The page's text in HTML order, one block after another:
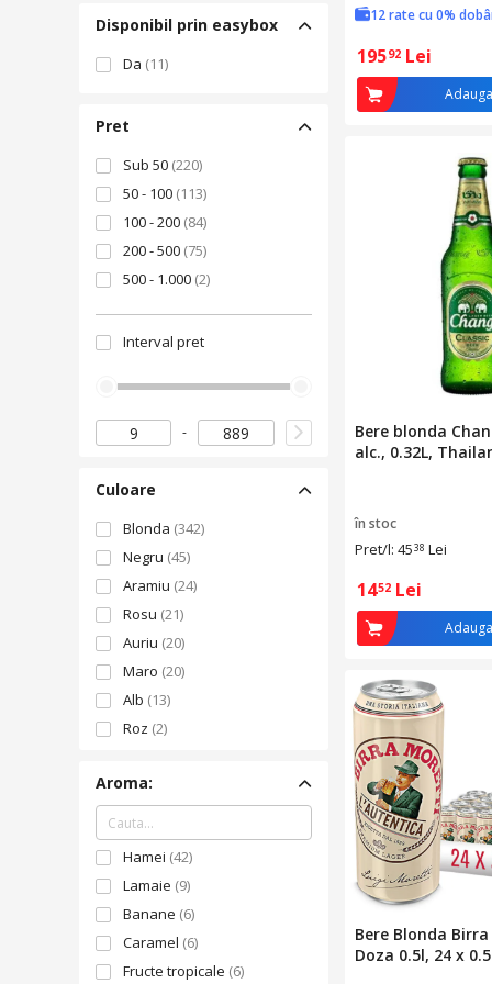
Disponibil prin easybox
Da (11)
Pret
Sub 50 (220)
50 - 100 (113)
100 - 200 (84)
200 - 500 (75)
500 - 1.000 (2)
Interval pret
Culoare
Blonda (342)
Negru (45)
Aramiu (24)
Rosu (21)
Auriu (20)
Maro (20)
Alb (13)
Roz (2)
Portocaliu
Aroma:
Hamei (42)
Lamaie (9)
Banane (6)
Caramel (6)
Fructe tropicale (6)
12 rate cu 0%
19592 Lei
Bere blonda
alc., 0.32L,
în stoc
Pret/l: 4538 Lei
1452 Lei
Bere Blonda
Doza 0.5l, 24 x